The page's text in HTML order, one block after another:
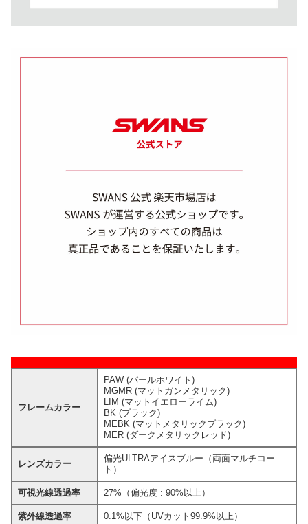
フレームカラー
PAW (パールホワイト)
MGMR (マットガンメタリック)
LIM (マットイエローライム)
BK (ブラック)
MEBK (マットメタリックブラック)
MER (ダークメタリックレッド)
レンズカラー
偏光ULTRAアイスブルー（両面マルチコー
ト）
可視光線透過率 27%（偏光度 : 90%以上）
紫外線透過率 0.1%以下（UVカット99.9%以上）